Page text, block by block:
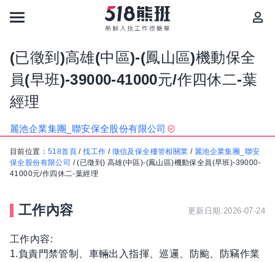
(已徵到)高雄(中區)-(鳳山區)機動保全
員(早班)-39000-41000元/作四休二-葉
經理
麗池企業集團_聯安保全股份有限公司
目前位置： 518首頁 /找工作 / 徵信及保全樓管相關業 / 麗池企業集團_聯安
保全股份有限公司 /(已徵到) 高雄(中區)-(鳳山區)機動保全員(早班)-39000-
41000元/作四休二-葉經理
工作內容 更新日期:2026-07-24
工作內容:
1.負責門禁管制、車輛出入指揮、巡邏、防颱、防竊作業